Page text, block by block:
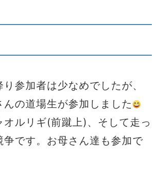
参加者は少なめでしたが、
んの道場生が参加しました
オルリギ(前蹴上)、そして走っ
争です。お母さん達も参加で